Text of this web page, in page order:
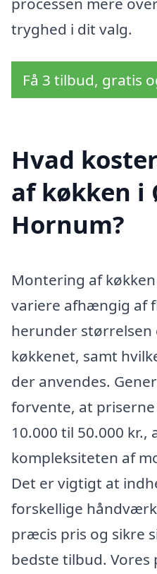
tryghed i dit valg.
Få 3 tilbud, gratis
Hvad
af køkken i
Hornum?
Montering af
variere afhængig af
herunder størrelsen
køkkenet, samt
der anvendes.
forvente, at
10.000 til 50.000
kompleksiteten af
Det er vigtigt at
forskellige
præcis pris og sikre
bedste tilbud.